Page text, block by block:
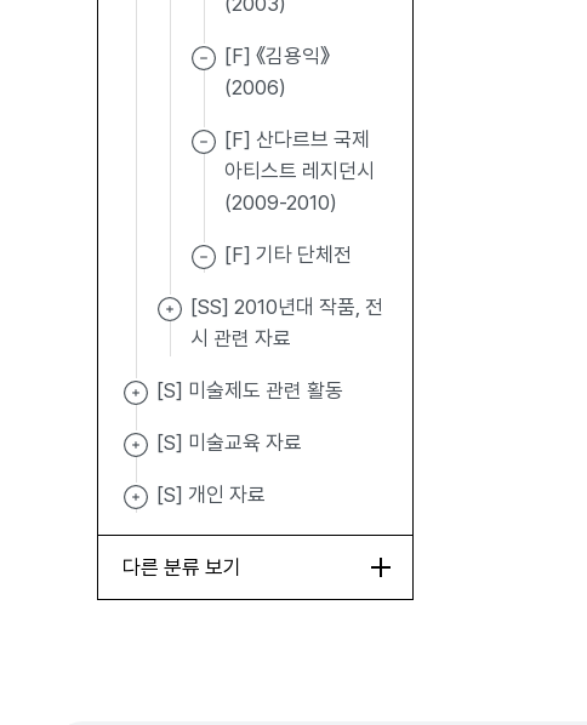
[F] 《김용익》
(2006)
[F] 산다르브 국제
아티스트 레지던시
(2009-2010)
[F] 기타 단체전
[SS] 2010년대 작품, 전
시 관련 자료
[S] 미술제도 관련 활동
[S] 미술교육 자료
[S] 개인 자료
다른 분류 보기